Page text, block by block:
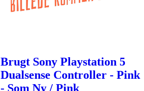
Brugt Sony Playstation 5
Dualsense Controller - Pink
- Som Ny / Pink